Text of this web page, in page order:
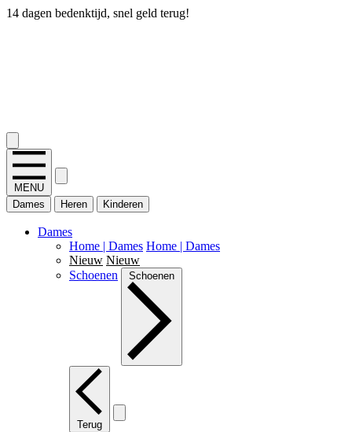
14 dagen bedenktijd, snel geld terug!
MENU
Dames
Heren Kinderen
Dames
Home | Dames Home | Dames
Nieuw Nieuw
Schoenen
Schoenen
Terug